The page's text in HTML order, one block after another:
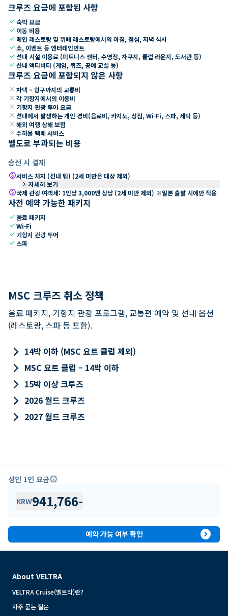
크루즈 요금에 포함된 사항
check숙박 요금
check 이동 비용
check 메인 레스토랑 및 뷔페 레스토랑에서의 아침, 점심, 저녁 식사
check쇼, 이벤트 등 엔터테인먼트
check선내 시설 이용료 (피트니스 센터, 수영장, 자쿠지, 클럽 라운지, 도서관 등)
check선내 액티비티 (게임, 퀴즈, 공예 교실 등)
크루즈 요금에 포함되지 않은 사항
close 자택 ~ 항구까지의 교통비
close 각 기항지에서의 이동비
close 기항지 관광 투어 요금
close 선내에서 발생하는 개인 경비(음료비, 카지노, 상점, Wi-Fi, 스파, 세탁 등)
close 해외 여행 상해 보험
close 수하물 택배 서비스
별도로 부과되는 비용
승선 시 결제
paid서비스 차지 (선내 팁) (2세 미만은 대상 제외)
keyboard_arrow_right 자세히 보기
paid국제 관광 여객세: 1인당 3,000엔 상당 (2세 미만 제외) ※일본 출발 시에만 적용
사전 예약 가능한 패키지
check 음료 패키지
checkWi-Fi
check 기항지 관광 투어
check 스파
MSC 크루즈 취소 정책
음료 패키지, 기항지 관광 프로그램, 교통편 예약 및 선내 옵션
(레스토랑, 스파 등 포함).
keyboard_arrow_right 14박 이하 (MSC 요트 클럽 제외)
keyboard_arrow_right MSC 요트 클럽 – 14박 이하
keyboard_arrow_right 15박 이상 크루즈
keyboard_arrow_right 2026 월드 크루즈
keyboard_arrow_right 2027 월드 크루즈
성인 1인 요금info
KRW941,766-
예약 가능 여부 확인 expand_circle_right
About VELTRA
VELTRA Cruise(벨트라)란?
자주 묻는 질문